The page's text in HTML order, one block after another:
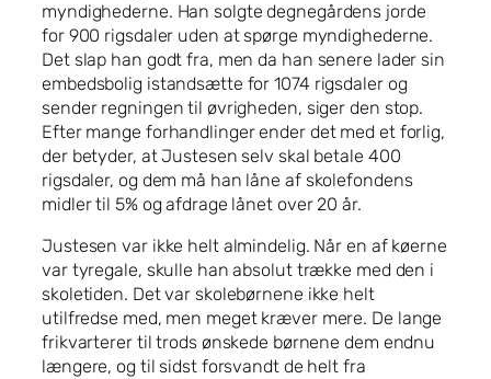
myndighederne. Han solgte degnegårdens jorde
for 900 rigsdaler uden at spørge myndighederne.
Det slap han godt fra, men da han senere lader sin
embedsbolig istandsætte for 1074 rigsdaler og
sender regningen til øvrigheden, siger den stop.
Efter mange forhandlinger ender det med et forlig,
der betyder, at Justesen selv skal betale 400
rigsdaler, og dem må han låne af skolefondens
midler til 5% og afdrage lånet over 20 år.
Justesen var ikke helt almindelig. Når en af køerne
var tyregale, skulle han absolut trække med den i
skoletiden. Det var skolebørnene ikke helt
utilfredse med, men meget kræver mere. De lange
frikvarterer til trods ønskede børnene dem endnu
længere, og til sidst forsvandt de helt fra